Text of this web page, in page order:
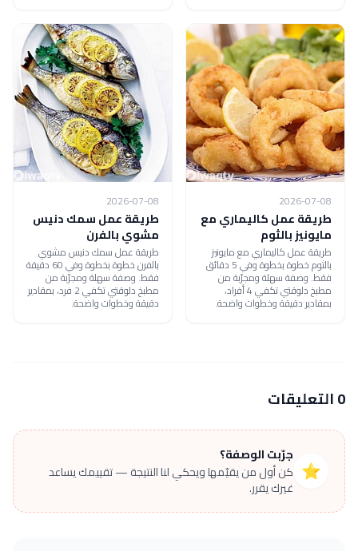
2026-07-08
طريقة عمل كاليماري مع
مايونيز بالثوم
طريقة عمل كاليماري مع مايونيز
بالثوم خطوة بخطوة وفي 5 دقائق
فقط. وصفة سهلة ومجرّبة من
مطبخ دلوقتي تكفي 4 أفراد،
بمقادير دقيقة وخطوات واضحة.
2026-07-08
طريقة عمل سمك دنيس
مشوي بالفرن
طريقة عمل سمك دنيس مشوي
بالفرن خطوة بخطوة وفي 60 دقيقة
فقط. وصفة سهلة ومجرّبة من
مطبخ دلوقتي تكفي 2 فرد، بمقادير
دقيقة وخطوات واضحة.
0 التعليقات
⭐
جرّبت الوصفة؟
كن أول من يقيّمها ويحكي لنا النتيجة — تقييمك يساعد
غيرك يقرر.